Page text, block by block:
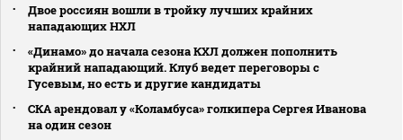
Двое россиян вошли в тройку лучших крайних
нападающих НХЛ
«Динамо» до начала сезона КХЛ должен пополнить
крайний нападающий. Клуб ведет переговоры с
Гусевым, но есть и другие кандидаты
СКА арендовал у «Коламбуса» голкипера Сергея Иванова
на один сезон